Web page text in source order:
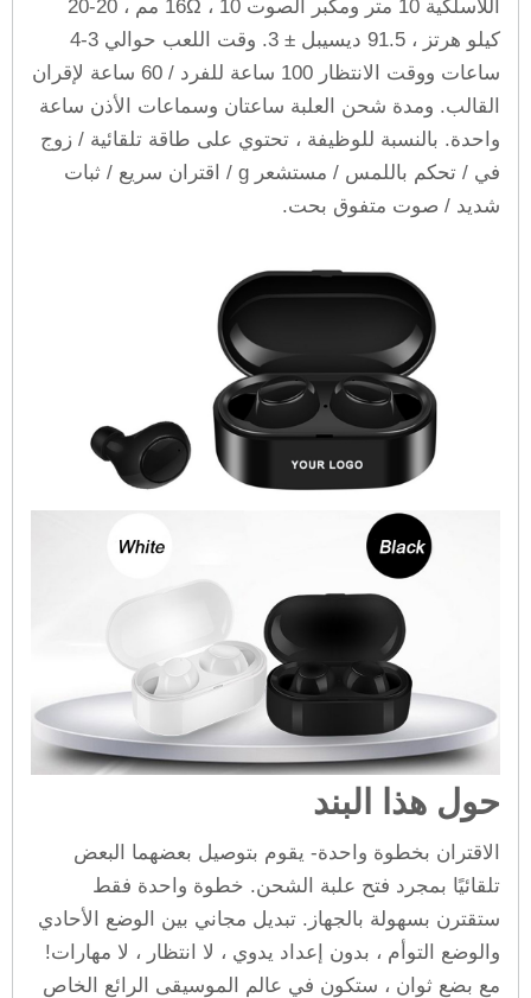
اللاسلكية 10 متر ومكبر الصوت 16Ω ، 10 مم ، 20-20
كيلو هرتز ، 91.5 ديسيبل ± 3. وقت اللعب حوالي 3-4
ساعات ووقت الانتظار 100 ساعة للفرد / 60 ساعة لإقران
القالب. ومدة شحن العلبة ساعتان وسماعات الأذن ساعة
واحدة. بالنسبة للوظيفة ، تحتوي على طاقة تلقائية / زوج
في / تحكم باللمس / مستشعر g / اقتران سريع / ثبات
شديد / صوت متفوق بحت.
حول هذا البند
الاقتران بخطوة واحدة- يقوم بتوصيل بعضهما البعض
تلقائيًا بمجرد فتح علبة الشحن. خطوة واحدة فقط
ستقترن بسهولة بالجهاز. تبديل مجاني بين الوضع الأحادي
والوضع التوأم ، بدون إعداد يدوي ، لا انتظار ، لا مهارات!
مع بضع ثوان ، ستكون في عالم الموسيقى الرائع الخاص